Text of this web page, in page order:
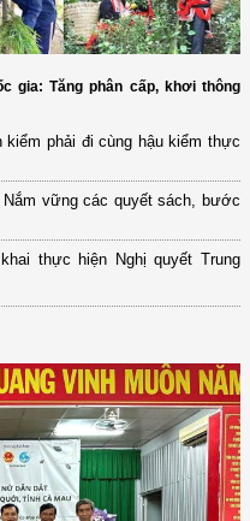
gia: Tăng phân cấp, khơi thông
phải đi cùng hậu kiểm thực
vững các quyết sách, bước
thực hiện Nghị quyết Trung